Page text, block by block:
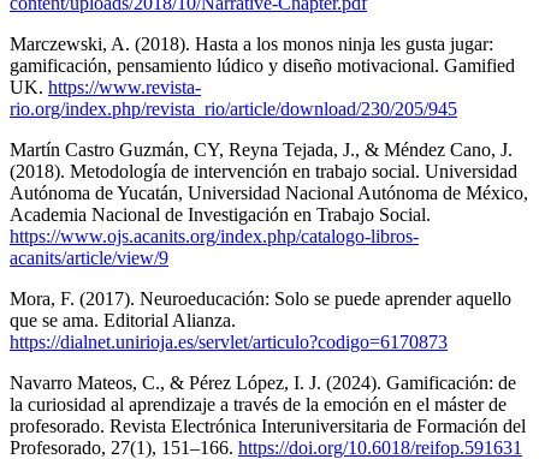
Marczewski, A. (2018). Hasta a los monos ninja les gusta jugar:
gamificación, pensamiento lúdico y diseño motivacional. Gamified
UK. https://www.revista-
rio.org/index.php/revista_rio/article/download/230/205/945
Martín Castro Guzmán, CY, Reyna Tejada, J., & Méndez Cano, J.
(2018). Metodología de intervención en trabajo social. Universidad
Autónoma de Yucatán, Universidad Nacional Autónoma de México,
Academia Nacional de Investigación en Trabajo Social.
https://www.ojs.acanits.org/index.php/catalogo-libros-
acanits/article/view/9
Mora, F. (2017). Neuroeducación: Solo se puede aprender aquello
que se ama. Editorial Alianza.
https://dialnet.unirioja.es/servlet/articulo?codigo=6170873
Navarro Mateos, C., & Pérez López, I. J. (2024). Gamificación: de
la curiosidad al aprendizaje a través de la emoción en el máster de
profesorado. Revista Electrónica Interuniversitaria de Formación del
Profesorado, 27(1), 151–166. https://doi.org/10.6018/reifop.591631